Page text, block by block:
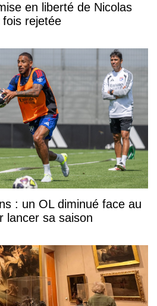
en liberté de Nicolas
fois rejetée
: un OL diminué face au
lancer sa saison